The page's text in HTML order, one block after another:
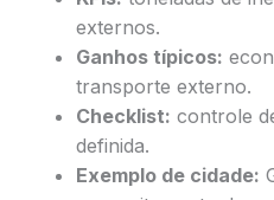
externos.
Ganhos típicos:
transporte externo.
Checklist: controle
definida.
Exemplo de cidade: